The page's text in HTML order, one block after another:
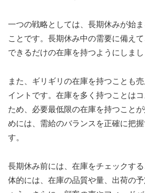
一つの戦略としては、長期休みが始
ことです。長期休み中の需要に備え
できるだけの在庫を持つようにしまし
また、ギリギリの在庫を持つことも
イントです。在庫を多く持つことは
ため、必要最低限の在庫を持つこと
めには、需給のバランスを正確に把
す。
長期休み前には、在庫をチェックす
体的には、在庫の品質や量、出荷の